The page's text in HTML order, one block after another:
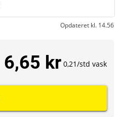
Opdateret kl. 14.56
6,65 kr 0,21/std vask